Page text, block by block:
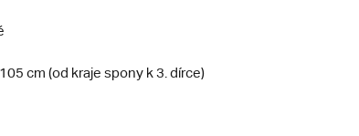
105 cm (od kraje spony k 3. dírce)